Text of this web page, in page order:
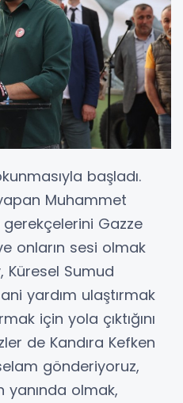
başladı.
Muhammet
Gazze
onların sesi olmak
Küresel Sumud
yardım ulaştırmak
için yola çıktığını
de Kandıra Kefken
gönderiyoruz,
yanında olmak,